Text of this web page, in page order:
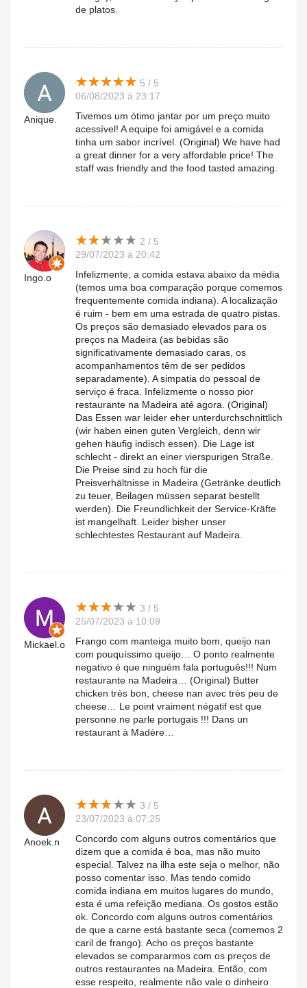
de platos.
Anique.
★★★★★
★★★★★ 5 / 5
06/08/2023 à 23:17
Tivemos um ótimo jantar por um preço muito
acessível! A equipe foi amigável e a comida
tinha um sabor incrível. (Original) We have had
a great dinner for a very affordable price! The
staff was friendly and the food tasted amazing.
Ingo.o
★★★★★
★★★★★ 2 / 5
29/07/2023 à 20:42
Infelizmente, a comida estava abaixo da média
(temos uma boa comparação porque comemos
frequentemente comida indiana). A localização
é ruim - bem em uma estrada de quatro pistas.
Os preços são demasiado elevados para os
preços na Madeira (as bebidas são
significativamente demasiado caras, os
acompanhamentos têm de ser pedidos
separadamente). A simpatia do pessoal de
serviço é fraca. Infelizmente o nosso pior
restaurante na Madeira até agora. (Original)
Das Essen war leider eher unterdurchschnittlich
(wir haben einen guten Vergleich, denn wir
gehen häufig indisch essen). Die Lage ist
schlecht - direkt an einer vierspurigen Straße.
Die Preise sind zu hoch für die
Preisverhältnisse in Madeira (Getränke deutlich
zu teuer, Beilagen müssen separat bestellt
werden). Die Freundlichkeit der Service-Kräfte
ist mangelhaft. Leider bisher unser
schlechtestes Restaurant auf Madeira.
Mickael.o
★★★★★
★★★★★ 3 / 5
25/07/2023 à 10:09
Frango com manteiga muito bom, queijo nan
com pouquíssimo queijo… O ponto realmente
negativo é que ninguém fala português!!! Num
restaurante na Madeira… (Original) Butter
chicken très bon, cheese nan avec très peu de
cheese… Le point vraiment négatif est que
personne ne parle portugais !!! Dans un
restaurant à Madère…
Anoek.n
★★★★★
★★★★★ 3 / 5
23/07/2023 à 07:25
Concordo com alguns outros comentários que
dizem que a comida é boa, mas não muito
especial. Talvez na ilha este seja o melhor, não
posso comentar isso. Mas tendo comido
comida indiana em muitos lugares do mundo,
esta é uma refeição mediana. Os gostos estão
ok. Concordo com alguns outros comentários
de que a carne está bastante seca (comemos 2
caril de frango). Acho os preços bastante
elevados se compararmos com os preços de
outros restaurantes na Madeira. Então, com
esse respeito, realmente não vale o dinheiro